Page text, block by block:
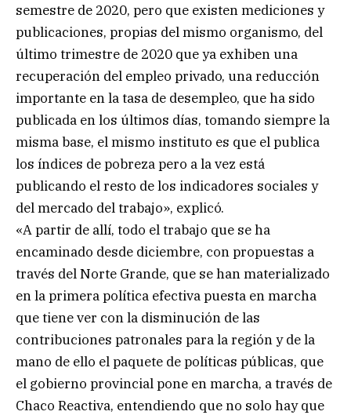
semestre de 2020, pero que existen mediciones y
publicaciones, propias del mismo organismo, del
último trimestre de 2020 que ya exhiben una
recuperación del empleo privado, una reducción
importante en la tasa de desempleo, que ha sido
publicada en los últimos días, tomando siempre la
misma base, el mismo instituto es que el publica
los índices de pobreza pero a la vez está
publicando el resto de los indicadores sociales y
del mercado del trabajo», explicó.
«A partir de allí, todo el trabajo que se ha
encaminado desde diciembre, con propuestas a
través del Norte Grande, que se han materializado
en la primera política efectiva puesta en marcha
que tiene ver con la disminución de las
contribuciones patronales para la región y de la
mano de ello el paquete de políticas públicas, que
el gobierno provincial pone en marcha, a través de
Chaco Reactiva, entendiendo que no solo hay que